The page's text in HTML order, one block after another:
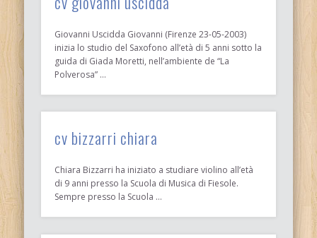
Giovanni Uscidda Giovanni (Firenze 23-05-2003)
inizia lo studio del Saxofono all’età di 5 anni sotto la
guida di Giada Moretti, nell’ambiente de “La
Polverosa” …
cv bizzarri chiara
Chiara Bizzarri ha iniziato a studiare violino all’età
di 9 anni presso la Scuola di Musica di Fiesole.
Sempre presso la Scuola …